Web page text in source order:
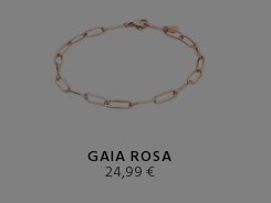
GAIA ROSA
24,99 €